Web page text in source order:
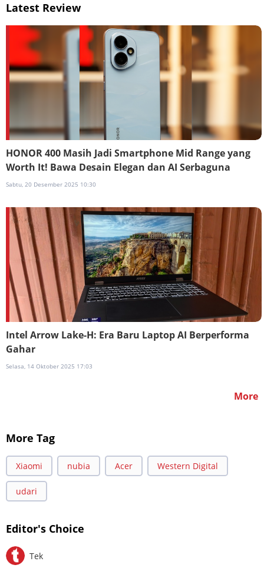
Latest Review
HONOR 400 Masih Jadi Smartphone Mid Range yang
Worth It! Bawa Desain Elegan dan AI Serbaguna
Sabtu, 20 Desember 2025 10:30
Intel Arrow Lake-H: Era Baru Laptop AI Berperforma
Gahar
Selasa, 14 Oktober 2025 17:03
More
More Tag
Xiaomi nubia Acer Western Digital
udari
Editor's Choice
Tek